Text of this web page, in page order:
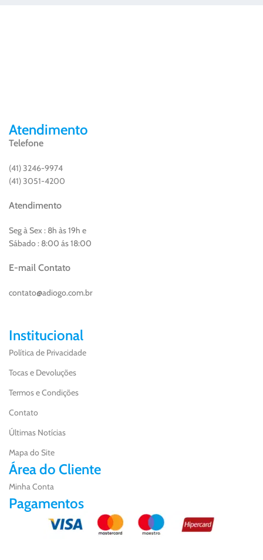
Atendimento
Telefone
(41) 3246-9974
(41) 3051-4200
Atendimento
Seg à Sex : 8h às 19h e
Sábado : 8:00 ás 18:00
E-mail Contato
contato@adiogo.com.br
Institucional
Política de Privacidade
Tocas e Devoluções
Termos e Condições
Contato
Últimas Notícias
Mapa do Site
Área do Cliente
Minha Conta
Pagamentos